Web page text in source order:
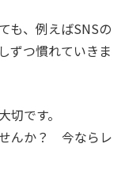
も、例えばSNSの
ずつ慣れていきま
です。
んか？ 今ならレ